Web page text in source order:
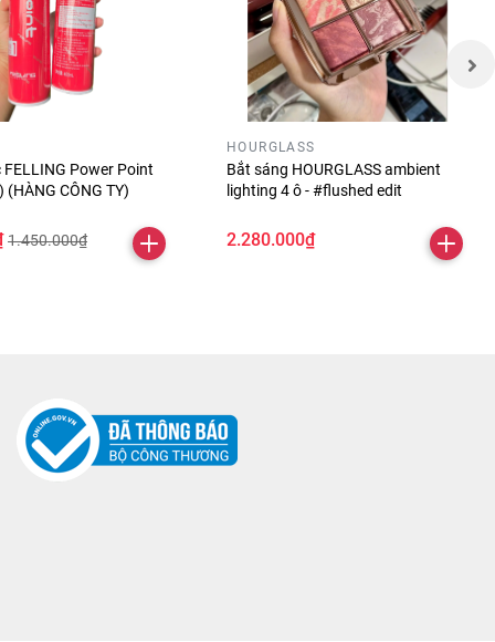
FELLING Power Point
CÔNG TY)
1.450.000₫
HOURGLASS
Bắt sáng HOURGLASS ambient
lighting 4 ô - #flushed edit
2.280.000₫